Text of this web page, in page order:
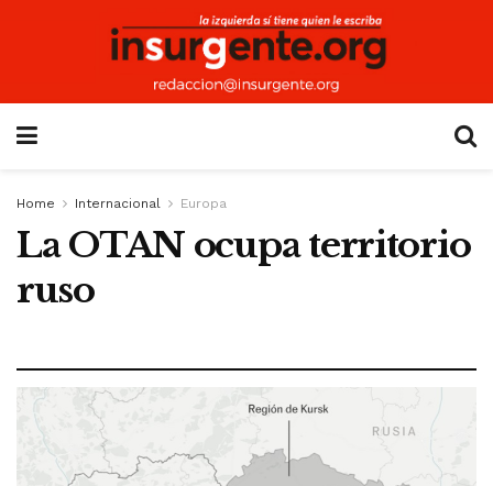
Home Internacional Europa
La OTAN ocupa territorio
ruso